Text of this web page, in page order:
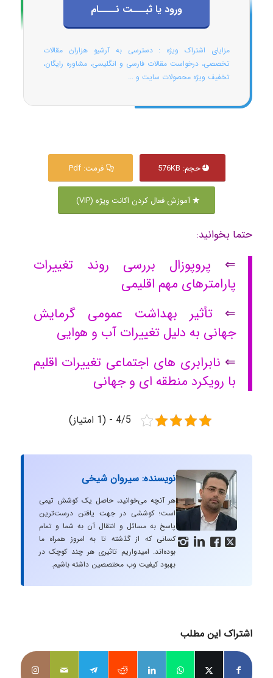
ورود یا ثبـــت نــــام
مزایای اشتراک ویژه : دسترسی به آرشیو هزاران مقالات
تخصصی، درخواست مقالات فارسی و انگلیسی، مشاوره رایگان،
تخفیف ویژه محصولات سایت و ...
حجم: 576KB فرمت: Pdf
آموزش فعال کردن اکانت ویژه (VIP)
حتما بخوانید:
⇐
پروپوزال بررسی روند تغییرات
پارامترهای مهم اقلیمی
⇐
تأثیر بهداشت عمومی گرمایش
جهانی به دلیل تغییرات آب و هوایی
⇐ نابرابری های اجتماعی تغییرات اقلیم
با رویکرد منطقه ای و جهانی
4/5 - (1 امتیاز)
   
نویسنده: سیروان شیخی
هر آنچه می‌خوانید، حاصل یک کوشش تیمی
است؛ کوششی در جهت یافتن درست‌ترین
پاسخ به مسائل و انتقال آن به شما و تمام
کسانی که از گذشته تا به امروز همراه ما
بوده‌اند. امیدواریم تاثیری هر چند کوچک در
بهبود کیفیت وب محتصصین داشته باشیم.
اشتراک این مطلب